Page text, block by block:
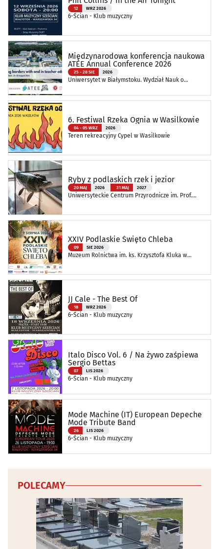
12 WRZ 2026
6-Ścian - Klub muzyczny
Międzynarodowa konferencja naukowa
ATEE Annual Conference 2026
25 - 28 SIE 2026
Uniwersytet w Białymstoku. Wydział Nauk o
6. Festiwal Rzeka Ognia w Wasilkowie
04 - 05 WRZ 2026
Teren rekreacyjny Cypel w Wasilkowie
Ryby z podlaskich rzek i jezior
20 MAJ 2026 31 MAJ 2027
Uniwersyteckie Centrum Przyrodnicze im. Prof.
XXIV Podlaskie Święto Chleba
09 SIE 2026
Muzeum Rolnictwa im. ks. Krzysztofa Kluka w
JJ Cale - The Best Of
18 WRZ 2026
6-Ścian - Klub muzyczny
Italo Disco Vol. 6 / Na żywo zaśpiewa
Sergio Bettas
07 LIS 2026
6-Ścian - Klub muzyczny
Mode Machine (IT) European Depeche
Mode Tribute Band
26 LIS 2026
6-Ścian - Klub muzyczny
POLECAMY